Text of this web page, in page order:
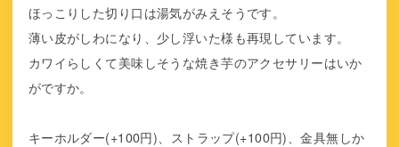
ほっこりした切り口は湯気がみえそうです。
薄い皮がしわになり、少し浮いた様も再現しています。
カワイらしくて美味しそうな焼き芋のアクセサリーはいか
がですか。
キーホルダー(+100円)、ストラップ(+100円)、金具無しか